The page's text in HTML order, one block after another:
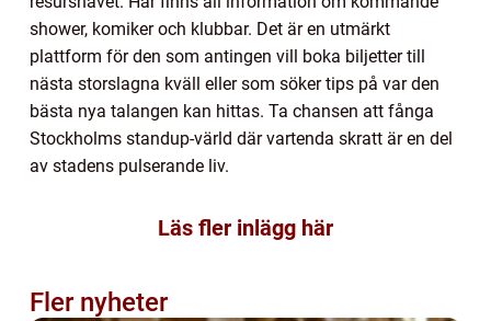
shower, komiker och klubbar. Det är en utmärkt
plattform för den som antingen vill boka biljetter till
nästa storslagna kväll eller som söker tips på var den
bästa nya talangen kan hittas. Ta chansen att fånga
Stockholms standup-värld där vartenda skratt är en del
av stadens pulserande liv.
Läs fler inlägg här
Fler nyheter